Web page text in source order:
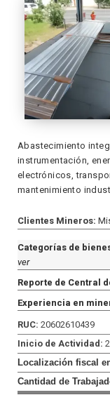
Abastecimiento
instrumentación,
electrónicos,
mantenimiento
Clientes Mineros:
Categorías de
ver
Reporte de Central
Experiencia en
RUC: 20602610439
Inicio de Actividad:
Localización fiscal
Cantidad de